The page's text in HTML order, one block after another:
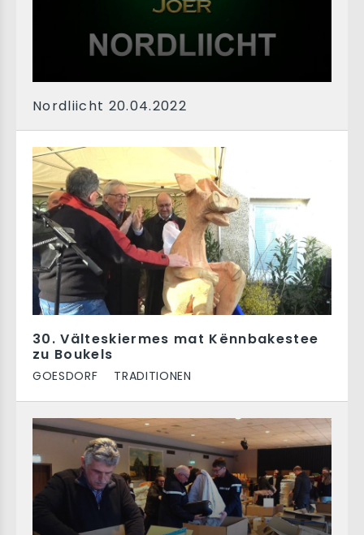
Nordliicht 20.04.2022
30. Välteskiermes mat Kënnbakestee
zu Boukels
GOESDORF TRADITIONEN